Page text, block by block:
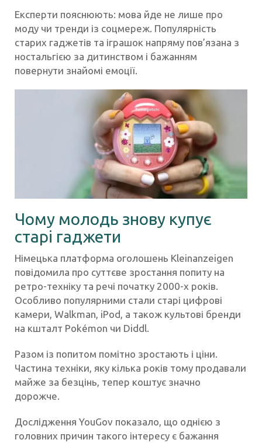
Експерти пояснюють: мова йде не лише про
моду чи тренди із соцмереж. Популярність
старих гаджетів та іграшок напряму пов’язана з
ностальгією за дитинством і бажанням
повернути знайомі емоції.
Чому молодь знову купує
старі гаджети
Німецька платформа оголошень Kleinanzeigen
повідомила про суттєве зростання попиту на
ретро-техніку та речі початку 2000-х років.
Особливо популярними стали старі цифрові
камери, Walkman, iPod, а також культові бренди
на кшталт Pokémon чи Diddl.
Разом із попитом помітно зростають і ціни.
Частина техніки, яку кілька років тому продавали
майже за безцінь, тепер коштує значно
дорожче.
Дослідження YouGov показало, що однією з
головних причин такого інтересу є бажання